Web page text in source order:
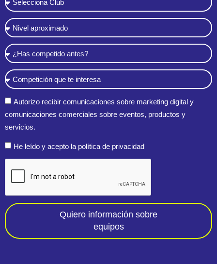
Autorizo recibir comunicaciones sobre marketing digital y
comunicaciones comerciales sobre eventos, productos y
servicios.
He leído y acepto la política de privacidad
Quiero información sobre
equipos